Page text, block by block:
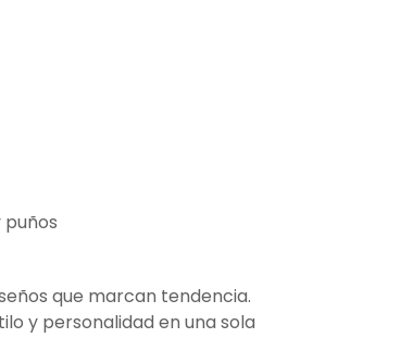
que marcan tendencia.
y personalidad en una sola